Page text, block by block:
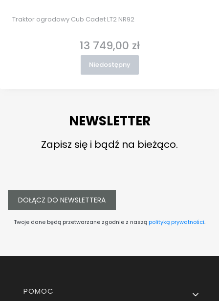
Traktor ogrodowy Cub Cadet LT2 NR92
Cena
13 749,00 zł
Niedostępny
NEWSLETTER
Zapisz się i bądź na bieżąco.
DOŁĄCZ DO NEWSLETTERA
Twoje dane będą przetwarzane zgodnie z nasząpolityką prywatności.
Linki w stopce
POMOC